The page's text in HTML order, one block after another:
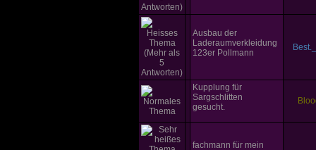
Ausbau der
Laderaumverkleidung
123er Pollmann
Kupplung für
Sargschlitten
gesucht.
fachmann für mein